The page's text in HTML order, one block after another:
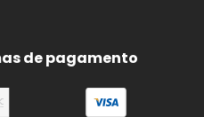
de pagamento